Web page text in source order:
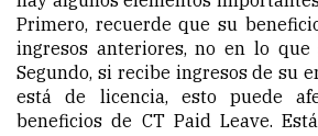
Primero, recuerde que su
ingresos anteriores, no en lo que
Segundo, si recibe ingresos de su
está de licencia, esto puede
beneficios de CT Paid Leave.